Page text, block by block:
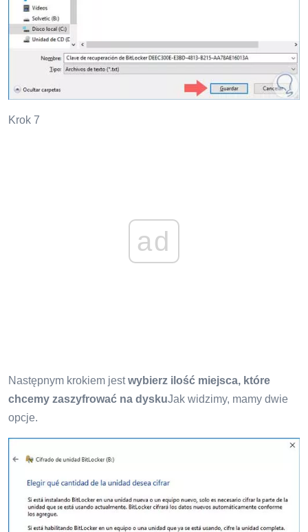
Krok 7
ad
Następnym krokiem jestwybierz ilość miejsca, które
chcemy zaszyfrować na dyskuJak widzimy, mamy dwie
opcje.